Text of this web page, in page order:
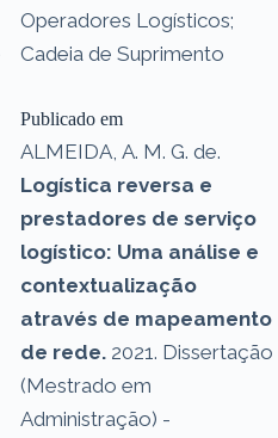
Operadores Logísticos;
Cadeia de Suprimento
Publicado em
ALMEIDA, A. M. G. de.
Logística reversa e
prestadores de serviço
logístico: Uma análise e
contextualização
através de mapeamento
de rede. 2021. Dissertação
(Mestrado em
Administração) -